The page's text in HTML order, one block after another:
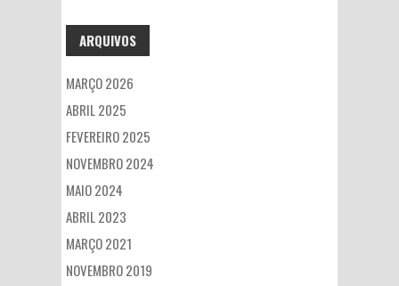
ARQUIVOS
MARÇO 2026
ABRIL 2025
FEVEREIRO 2025
NOVEMBRO 2024
MAIO 2024
ABRIL 2023
MARÇO 2021
NOVEMBRO 2019